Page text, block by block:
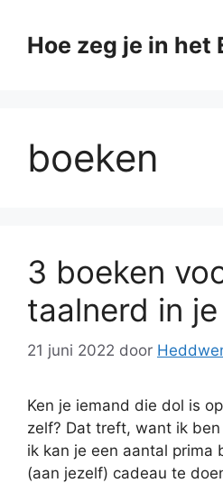
naarHoe zeg je in het
boeken
3 boeken
taalnerd in
21 juni 2022 door
Ken je iemand die dol is
zelf? Dat treft, want ik
ik kan je een aantal prima
(aan jezelf) cadeau te